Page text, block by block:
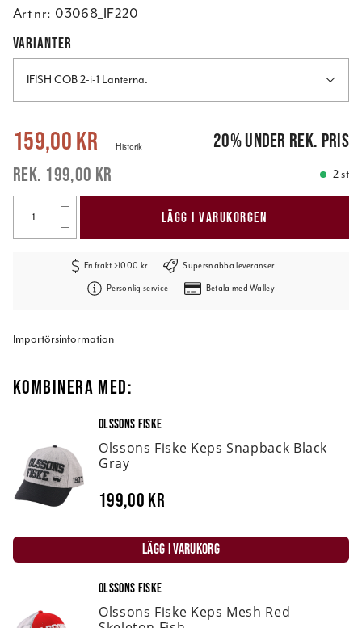
Art nr: 03068_IF220
VARIANTER
IFISH COB 2-i-1 Lanterna.
Nuvarande pris:159,00 kr 199,00 kr
159,00 kr
199,00 kr
Historik 20%under rek. pris
2 st
LÄGG I VARUKORGEN
Fri frakt >1000 kr Supersnabba leveranser
Personlig service Betala med Walley
Importörsinformation
KOMBINERA MED:
OLSSONS FISKE
Olssons Fiske Keps Snapback Black
Gray
199,00 kr
LÄGG I VARUKORG
OLSSONS FISKE
Olssons Fiske Keps Mesh Red